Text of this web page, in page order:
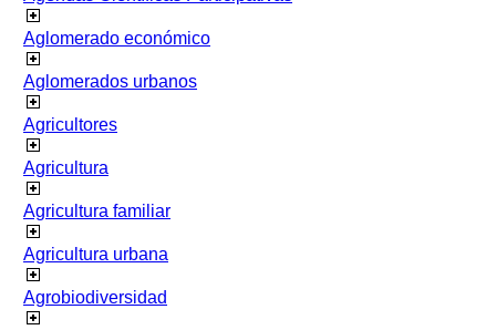
Aglomerado económico
Aglomerados urbanos
Agricultores
Agricultura
Agricultura familiar
Agricultura urbana
Agrobiodiversidad